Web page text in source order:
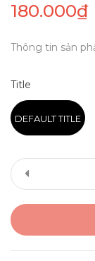
180.000₫
Thông tin sản
Title
DEFAULT TITLE